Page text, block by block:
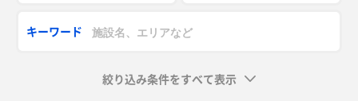
キーワード
絞り込み条件をすべて表示